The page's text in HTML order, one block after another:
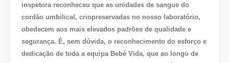
inspetora reconheceu que as unidades de sangue do
cordão umbilical, criopreservadas no nosso laboratório,
obedecem aos mais elevados padrões de qualidade e
segurança. É, sem dúvida, o reconhecimento do esforço e
dedicação de toda a equipa Bebé Vida, que ao longo de